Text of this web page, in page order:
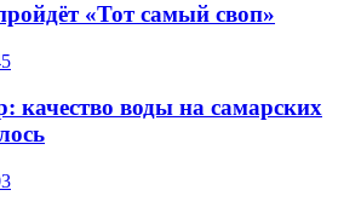
«Тот самый своп»
качество воды на самарских